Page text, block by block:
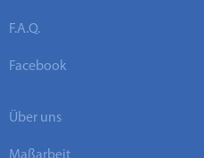
F.A.Q.
Facebook
Über uns